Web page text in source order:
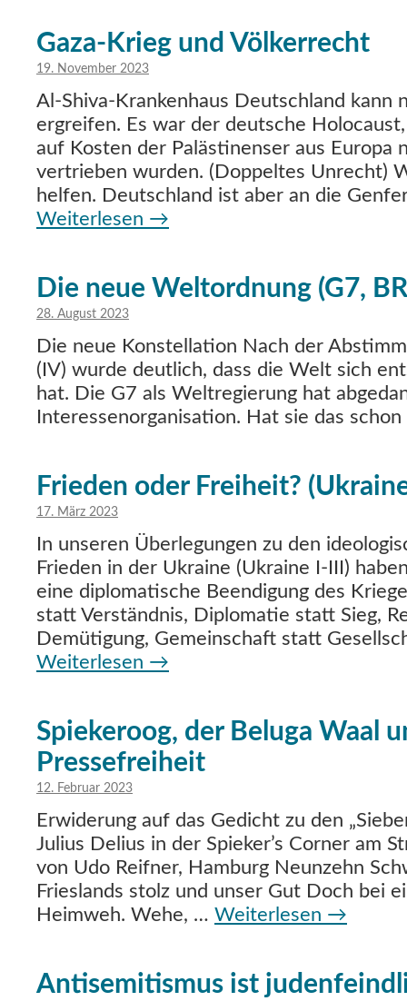
Gaza-Krieg und Völkerrecht
19. November 2023
Al-Shiva-Krankenhaus Deutschland kann
ergreifen. Es war der deutsche
auf Kosten der Palästinenser aus Europa
vertrieben wurden. (Doppeltes Unrecht)
helfen. Deutschland ist aber an die
Weiterlesen →
Die neue Weltordnung (G7,
28. August 2023
Die neue Konstellation Nach der
(IV) wurde deutlich, dass die Welt sich
hat. Die G7 als Weltregierung hat
Interessenorganisation. Hat sie das
Frieden oder Freiheit?
17. März 2023
In unseren Überlegungen zu den
Frieden in der Ukraine (Ukraine I-III)
eine diplomatische Beendigung des
statt Verständnis, Diplomatie statt Sieg,
Demütigung, Gemeinschaft statt
Weiterlesen →
Spiekeroog, der Beluga Waal
Pressefreiheit
12. Februar 2023
Erwiderung auf das Gedicht zu den
Julius Delius in der Spieker’s Corner am
von Udo Reifner, Hamburg Neunzehn
Frieslands stolz und unser Gut Doch bei
Heimweh. Wehe, … Weiterlesen →
Antisemitismus ist